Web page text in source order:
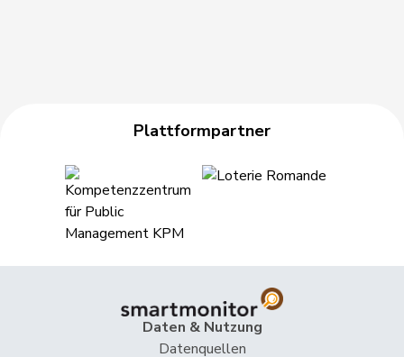
Plattformpartner
Daten & Nutzung
Datenquellen